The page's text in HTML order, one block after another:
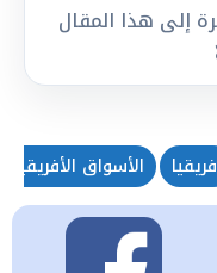
إلى هذا المقال
الأسواق الأفريقية